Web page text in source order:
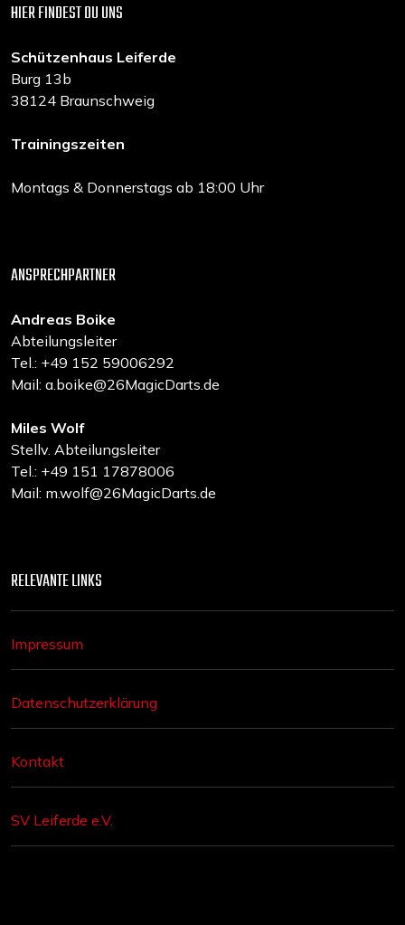
HIER FINDEST DU UNS
Schützenhaus Leiferde
Burg 13b
38124 Braunschweig
Trainingszeiten
Montags & Donnerstags ab 18:00 Uhr
ANSPRECHPARTNER
Andreas Boike
Abteilungsleiter
Tel.: +49 152 59006292
Mail: a.boike@26MagicDarts.de
Miles Wolf
Stellv. Abteilungsleiter
Tel.: +49 151 17878006
Mail: m.wolf@26MagicDarts.de
RELEVANTE LINKS
Impressum
Datenschutzerklärung
Kontakt
SV Leiferde e.V.